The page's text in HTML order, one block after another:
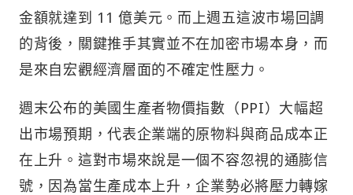
金額就達到 11 億美元。而上週五這波市場回調
的背後，關鍵推手其實並不在加密市場本身，而
是來自宏觀經濟層面的不確定性壓力。
週末公布的美國生產者物價指數（PPI）大幅超
出市場預期，代表企業端的原物料與商品成本正
在上升。這對市場來說是一個不容忽視的通膨信
號，因為當生產成本上升，企業勢必將壓力轉嫁